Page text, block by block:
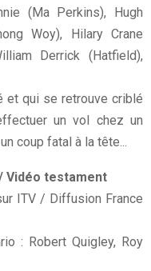
(Ma Perkins), Hugh
Woy), Hilary Crane
Derrick (Hatfield),
et qui se retrouve criblé
un vol chez un
coup fatal à la tête...
Vidéo testament
ITV / Diffusion France
: Robert Quigley, Roy